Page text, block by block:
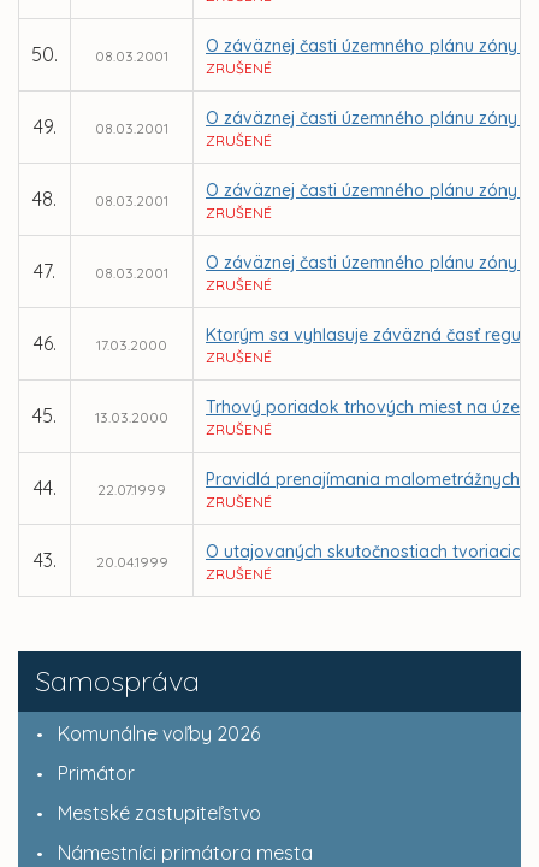
Samospráva
Komunálne voľby 2026
Primátor
Mestské zastupiteľstvo
Námestníci primátora mesta
50. 08.03.2001 O záväznej časti územného plánu zóny
ZRUŠENÉ
49. 08.03.2001 O záväznej časti územného plánu zóny
ZRUŠENÉ
48. 08.03.2001 O záväznej časti územného plánu zóny
ZRUŠENÉ
47. 08.03.2001 O záväznej časti územného plánu zóny
ZRUŠENÉ
46. 17.03.2000 Ktorým sa vyhlasuje záväzná časť
ZRUŠENÉ
45. 13.03.2000 Trhový poriadok trhových miest na
ZRUŠENÉ
44. 22.07.1999 Pravidlá prenajímania malometrážnych
ZRUŠENÉ
43. 20.04.1999 O utajovaných skutočnostiach
ZRUŠENÉ